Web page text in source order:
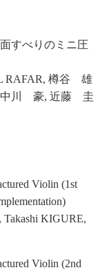
すべりのミニ圧
RAFAR, 樽谷 雄
川 豪, 近藤 圭
Violin (1st
KIGURE,
Violin (2nd